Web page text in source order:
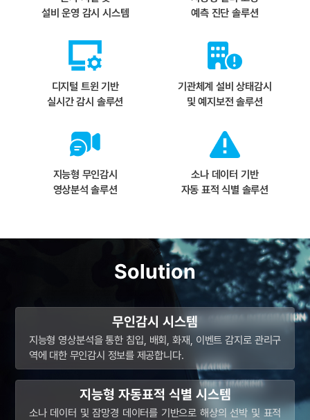
설비 운영 감시 시스템
예측 진단 솔루션
디지털 트윈 기반
실시간 감시 솔루션
기관체계 설비 상태감시
및 예지보전 솔루션
지능형 무인감시
영상분석 솔루션
소나 데이터 기반
자동 표적 식별 솔루션
Solution
무인감시 시스템
지능형 영상분석을 통한 침입, 배회, 화재, 이벤트 감지로 관리구
역에 대한 무인감시 정보를 제공합니다.
지능형 자동표적 식별 시스템
소나 데이터 및 잠망경 데이터를 기반으로 해상의 선박 및 표적